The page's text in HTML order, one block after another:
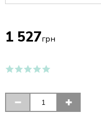
1 527грн